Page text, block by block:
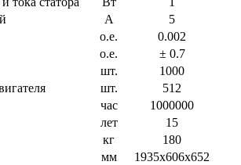
А
5
о.е.
0.002
о.е.
± 0.7
шт.
1000
шт.
512
час
1000000
лет
15
кг
180
мм 1935х606х652